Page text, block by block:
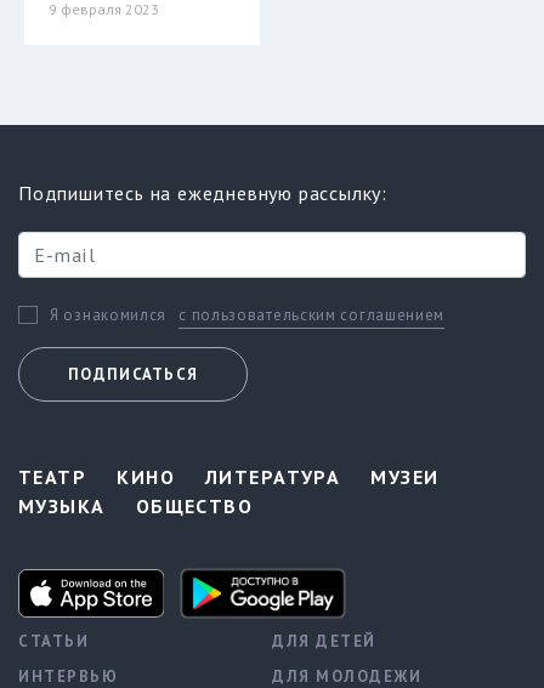
9 февраля 2023
Подпишитесь на ежедневную рассылку:
Я ознакомился с пользовательским соглашением
ПОДПИСАТЬСЯ
ТЕАТР КИНО ЛИТЕРАТУРА
МУЗЕИ
МУЗЫКА
ОБЩЕСТВО
СТАТЬИ
ИНТЕРВЬЮ
ДЛЯ ДЕТЕЙ
ДЛЯ МОЛОДЕЖИ